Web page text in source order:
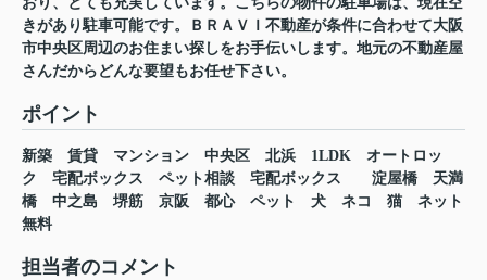
きがあり駐車可能です。ＢＲＡＶＩ不動産が条件に合わせて大阪
市中央区周辺のお住まい探しをお手伝いします。地元の不動産屋
さんだからどんな要望もお任せ下さい。
ポイント
新築 賃貸 マンション 中央区 北浜 1LDK
オートロッ
ク
宅配ボックス ペット相談 宅配ボックス 淀屋橋
天満
橋
中之島 堺筋 京阪 都心 ペット 犬 ネコ 猫
ネット
無料
担当者のコメント